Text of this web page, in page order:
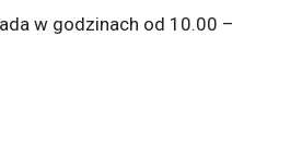
w godzinach od 10.00 –